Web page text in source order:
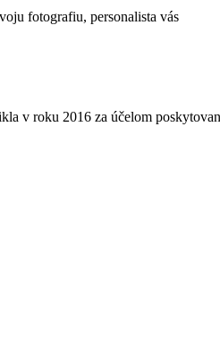
fotografiu, personalista vás
v roku 2016 za účelom